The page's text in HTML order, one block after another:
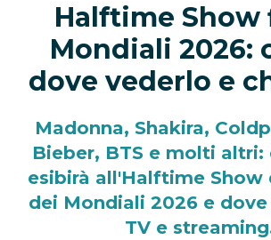
Halftime Show
Mondiali 2026:
dove vederlo e
Madonna, Shakira,
Bieber, BTS e molti altri:
esibirà all'Halftime Show
dei Mondiali 2026 e
TV e